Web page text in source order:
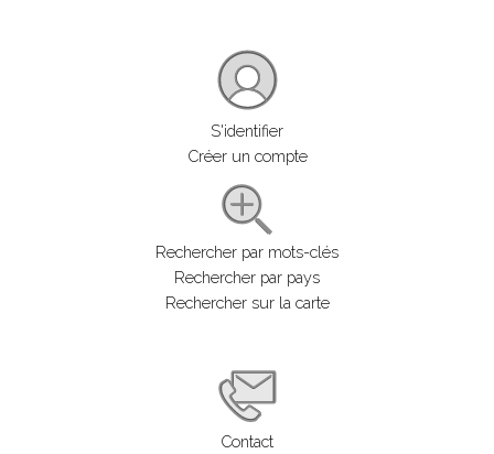
S'identifier
Créer un compte
Rechercher par mots-clés
Rechercher par pays
Rechercher sur la carte
Contact